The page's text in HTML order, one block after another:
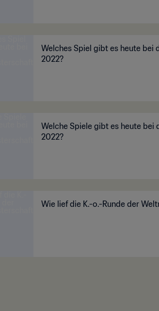
Welches Spiel gibt es heute bei
2022?
Welche Spiele gibt es heute bei
2022?
Wie lief die K.-o.-Runde der